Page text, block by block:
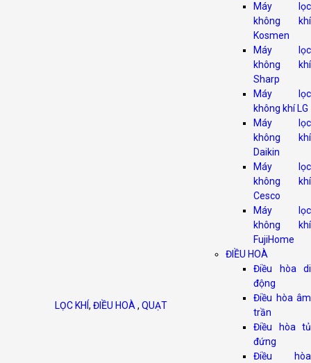
LỌC KHÍ,ĐIỀU HOÀ,QUẠT
Máy lọc
không khí
Kosmen
Máy lọc
không khí
Sharp
Máy lọc
không khí LG
Máy lọc
không khí
Daikin
Máy lọc
không khí
Cesco
Máy lọc
không khí
FujiHome
ĐIỀU HOÀ
Điều hòa di
động
Điều hòa âm
trần
Điều hòa tủ
đứng
Điều hòa